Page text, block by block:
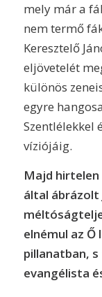
mely már a
nem termő
Keresztelő
eljövetelét
különös
egyre
Szentlélekkel
víziójáig.
Majd hirtelen
által ábrázolt
elnémul az
pillanatban,
evangélista